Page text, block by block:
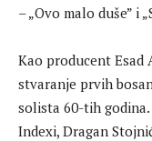
– „Ovo malo duše” i
Kao producent Esad
stvaranje prvih
solista 60-tih
Indexi, Dragan